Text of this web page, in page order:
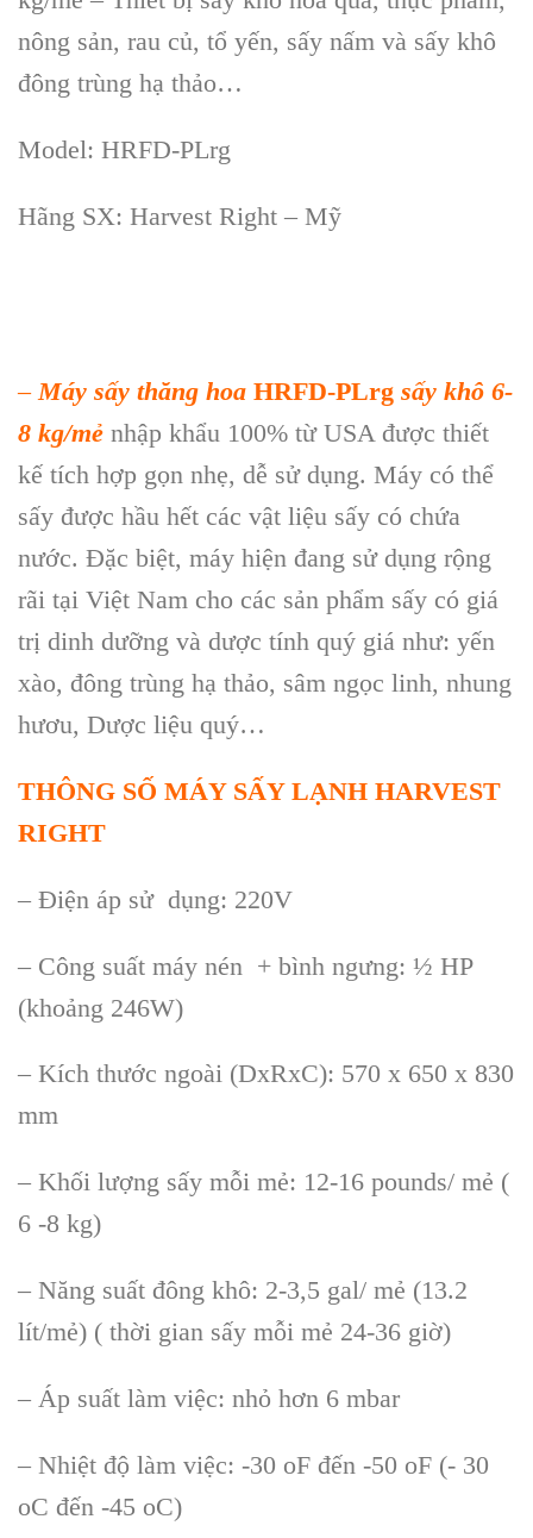
nông sản, rau củ, tổ yến, sấy nấm và sấy khô
đông trùng hạ thảo…
Model: HRFD-PLrg
Hãng SX: Harvest Right – Mỹ
–Máy sấy thăng hoa HRFD-PLrg sấy khô 6-
8 kg/mẻ nhập khẩu 100% từ USA được thiết
kế tích hợp gọn nhẹ, dễ sử dụng. Máy có thể
sấy được hầu hết các vật liệu sấy có chứa
nước. Đặc biệt, máy hiện đang sử dụng rộng
rãi tại Việt Nam cho các sản phẩm sấy có giá
trị dinh dưỡng và dược tính quý giá như: yến
xào, đông trùng hạ thảo, sâm ngọc linh, nhung
hươu, Dược liệu quý…
THÔNG SỐ MÁY SẤY LẠNH HARVEST
RIGHT
– Điện áp sử dụng: 220V
– Công suất máy nén + bình ngưng: ½ HP
(khoảng 246W)
– Kích thước ngoài (DxRxC): 570 x 650 x 830
mm
– Khối lượng sấy mỗi mẻ: 12-16 pounds/ mẻ (
6 -8 kg)
– Năng suất đông khô: 2-3,5 gal/ mẻ (13.2
lít/mẻ) ( thời gian sấy mỗi mẻ 24-36 giờ)
– Áp suất làm việc: nhỏ hơn 6 mbar
– Nhiệt độ làm việc: -30 oF đến -50 oF (- 30
oC đến -45 oC)